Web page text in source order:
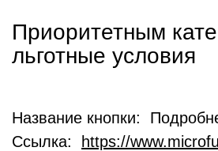
Приоритетным
льготные условия
Название кнопки:
Ссылка:
https://